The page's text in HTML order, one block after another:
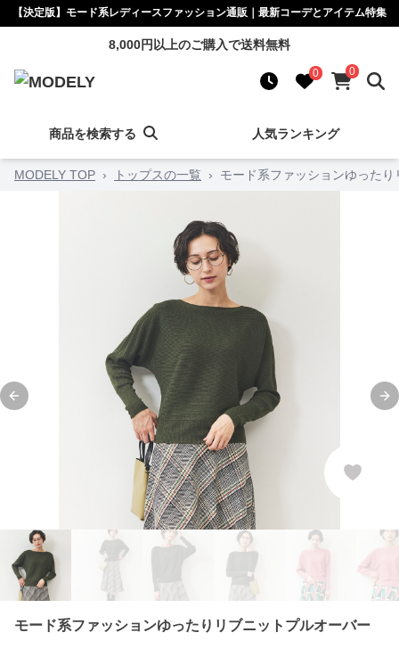
【決定版】モード系レディースファッション通販｜最新コーデとアイテム特集
8,000円以上のご購入で送料無料
0 0
商品を検索する 人気ランキング
MODELY TOP › トップスの一覧 › モード系ファッションゆった
Previous slide
モード系ファッションゆったりリブニットプルオーバー